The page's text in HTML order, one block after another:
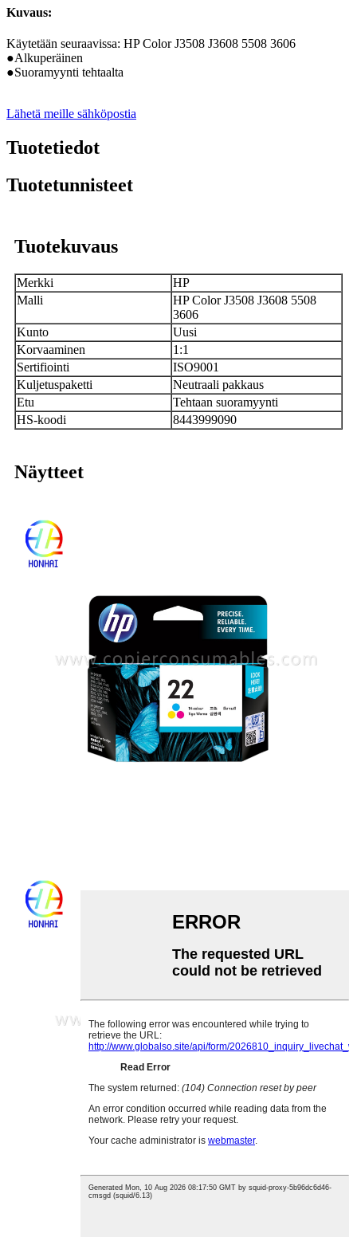
Kuvaus:
Käytetään seuraavissa: HP Color J3508 J3608 5508 3606
●Alkuperäinen
●Suoramyynti tehtaalta
Lähetä meille sähköpostia
Tuotetiedot
Tuotetunnisteet
Tuotekuvaus
Merkki
HP
Malli
HP Color J3508 J3608 5508
3606
Kunto
Uusi
Korvaaminen
1:1
Sertifiointi
ISO9001
Kuljetuspaketti
Neutraali pakkaus
Etu
Tehtaan suoramyynti
HS-koodi
8443999090
Näytteet